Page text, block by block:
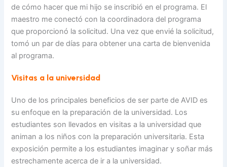
de cómo hacer que mi hijo se inscribió en el programa. El
maestro me conectó con la coordinadora del programa
que proporcionó la solicitud. Una vez que envié la solicitud,
tomó un par de días para obtener una carta de bienvenida
al programa.
Visitas a la universidad
Uno de los principales beneficios de ser parte de AVID es
su enfoque en la preparación de la universidad. Los
estudiantes son llevados en visitas a la universidad que
animan a los niños con la preparación universitaria. Esta
exposición permite a los estudiantes imaginar y soñar más
estrechamente acerca de ir a la universidad.